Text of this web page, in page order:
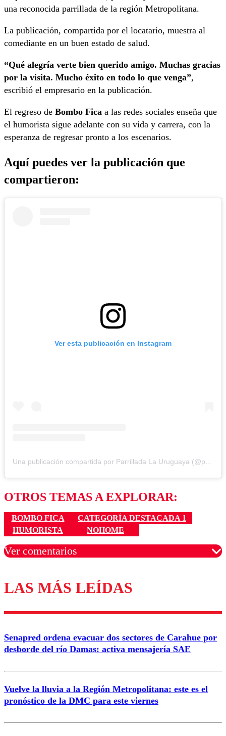
una reconocida parrillada de la región Metropolitana.
La publicación, compartida por el locatario, muestra al
comediante en un buen estado de salud.
“Qué alegría verte bien querido amigo. Muchas gracias
por la visita. Mucho éxito en todo lo que venga”,
escribió el empresario en la publicación.
El regreso de Bombo Fica a las redes sociales enseña que
el humorista sigue adelante con su vida y carrera, con la
esperanza de regresar pronto a los escenarios.
Aquí puedes ver la publicación que
compartieron:
Ver esta publicación en Instagram
OTROS TEMAS A EXPLORAR:
BOMBO FICA
CATEGORÍA DESTACADA 1
HUMORISTA
NOHOME
Ver comentarios
Los comentarios son moderados para garantizar un
diálogo respetuoso.
Correo
Enviar comentario
LAS MÁS LEÍDAS
Senapred ordena evacuar dos sectores de Carahue por
desborde del río Damas: activa mensajería SAE
Vuelve la lluvia a la Región Metropolitana: este es el
pronóstico de la DMC para este viernes